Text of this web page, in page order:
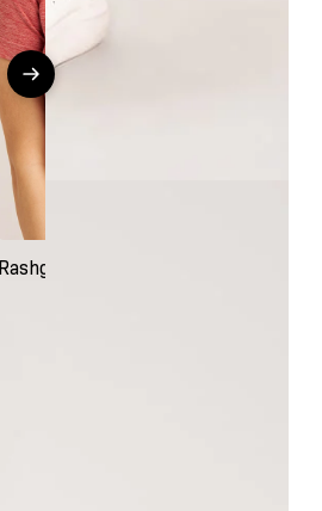
Rashguardok